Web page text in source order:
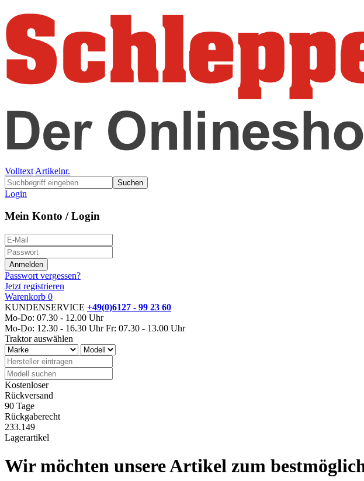
Volltext Artikelnr.
Suchen
Login
Mein Konto / Login
Passwort vergessen?
Jetzt registrieren
Warenkorb 0
KUNDENSERVICE +49(0)6127 - 99 23 60
Mo-Do: 07.30 - 12.00 Uhr
Mo-Do: 12.30 - 16.30 Uhr Fr: 07.30 - 13.00 Uhr
Traktor auswählen
Kostenloser
Rückversand
90 Tage
Rückgaberecht
233.149
Lagerartikel
Wir möchten unsere Artikel zum